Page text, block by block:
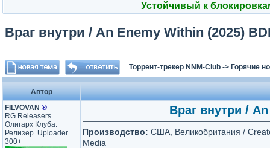
Устойчивый к
Враг внутри / An Enemy Within (2025)
Торрент-трекер NNM-Club -> Горячие
Автор
FILVOVAN ®
RG Releasers
Олигарх Клуба.
Релизер. Uploader
300+
Враг внутри /
Производство: США, Великобритания /
Media